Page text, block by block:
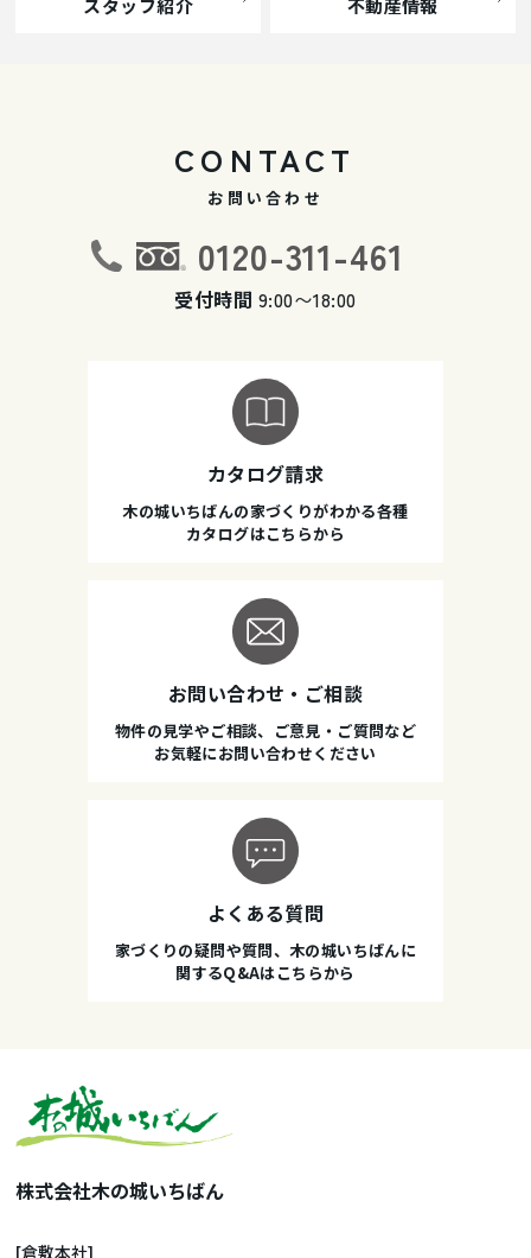
スタッフ紹介 不動産情報
CONTACT
お問い合わせ
0120-311-461
受付時間 9:00〜18:00
カタログ請求
木の城いちばんの家づくりがわかる各種
カタログはこちらから
お問い合わせ・ご相談
物件の見学やご相談、ご意見・ご質問など
お気軽にお問い合わせください
よくある質問
家づくりの疑問や質問、木の城いちばんに
関するQ&Aはこちらから
株式会社木の城いちばん
[倉敷本社]